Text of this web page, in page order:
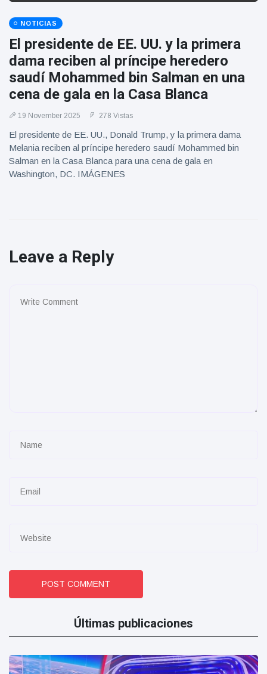
NOTICIAS
El presidente de EE. UU. y la primera
dama reciben al príncipe heredero
saudí Mohammed bin Salman en una
cena de gala en la Casa Blanca
19 November 2025 278 Vistas
El presidente de EE. UU., Donald Trump, y la primera dama
Melania reciben al príncipe heredero saudí Mohammed bin
Salman en la Casa Blanca para una cena de gala en
Washington, DC. IMÁGENES
Leave a Reply
POST COMMENT
Últimas publicaciones